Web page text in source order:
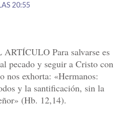
20:55
Para salvarse es
pecado y seguir a Cristo con
nos exhorta: «Hermanos:
y la santificación, sin la
(Hb. 12,14).